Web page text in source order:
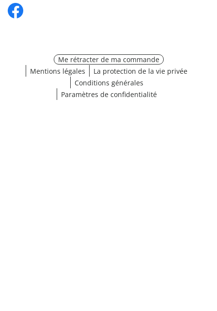
Me rétracter de ma commande
Mentions légales
La protection de la vie privée
Conditions générales
Paramètres de confidentialité